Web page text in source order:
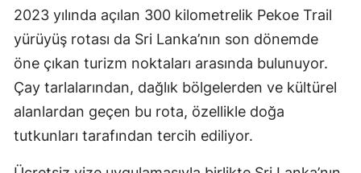
2023 yılında açılan 300 kilometrelik Pekoe Trail
yürüyüş rotası da Sri Lanka’nın son dönemde
öne çıkan turizm noktaları arasında bulunuyor.
Çay tarlalarından, dağlık bölgelerden ve kültürel
alanlardan geçen bu rota, özellikle doğa
tutkunları tarafından tercih ediliyor.